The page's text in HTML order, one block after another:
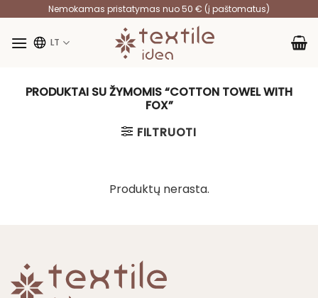
content
Nemokamas pristatymas nuo 50 € (į paštomatus)
LT
PRODUKTAI SU ŽYMOMIS “COTTON TOWEL WITH
FOX”
FILTRUOTI
Produktų nerasta.